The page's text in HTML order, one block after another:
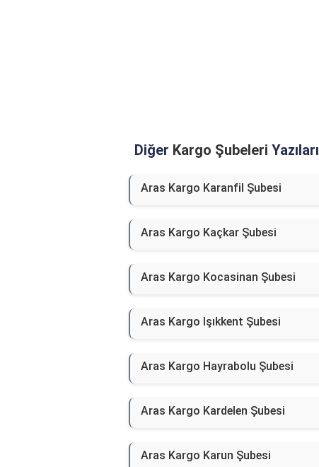
Diğer Kargo Şubeleri Yazıları
Aras Kargo Karanfil Şubesi
Aras Kargo Kaçkar Şubesi
Aras Kargo Kocasinan Şubesi
Aras Kargo Işıkkent Şubesi
Aras Kargo Hayrabolu Şubesi
Aras Kargo Kardelen Şubesi
Aras Kargo Karun Şubesi